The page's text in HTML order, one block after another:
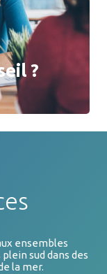
?
ensembles
sud dans des
la mer.